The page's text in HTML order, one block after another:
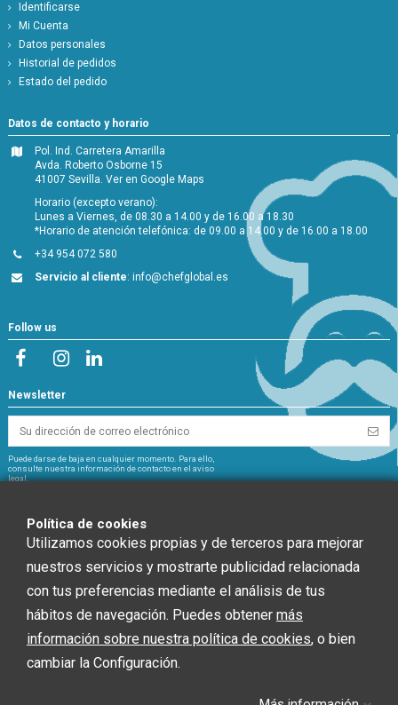
Identificarse
Mi Cuenta
Datos personales
Historial de pedidos
Estado del pedido
Datos de contacto y horario
Pol. Ind. Carretera Amarilla
Avda. Roberto Osborne 15
41007 Sevilla.Ver en Google Maps
Horario (excepto verano):
Lunes a Viernes, de 08.30 a 14.00 y de 16.00 a 18.30
*Horario de atención telefónica: de 09.00 a 14.00 y de 16.00 a 18.00
+34 954 072 580
Servicio al cliente:info@chefglobal.es
Follow us
Newsletter
Puede darse de baja en cualquier momento. Para ello,
consulte nuestra información de contacto en el aviso
legal.
CHEF GLOBAL 2014 SOCIEDAD LIMITADA ha recibido una ayuda de la Unión
Europea con cargo al Fondo NextGenerationEU, en el marco del Plan de
Recuperación, Trasformación y Resiliencia, para INSTALACIÓN SOLAR
FOTOVOLTAICA dentro del programa de incentivos ligados al autoconsumo y
almacenamiento, con fuentes de Energía renovable, así como la
Política de cookies
Utilizamos cookies propias y de terceros para mejorar
nuestros servicios y mostrarte publicidad relacionada
con tus preferencias mediante el análisis de tus
hábitos de navegación. Puedes obtener más
información sobre nuestra política de cookies, o bien
cambiar la Configuración.